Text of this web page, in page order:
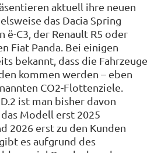
aktuell ihre neuen
das Dacia Spring
ë-C3, der Renault R5 oder
Fiat Panda. Bei einigen
bekannt, dass die Fahrzeuge
kommen werden – eben
CO2-Flottenziele.
ist man bisher davon
Modell erst 2025
2026 erst zu den Kunden
es aufgrund des